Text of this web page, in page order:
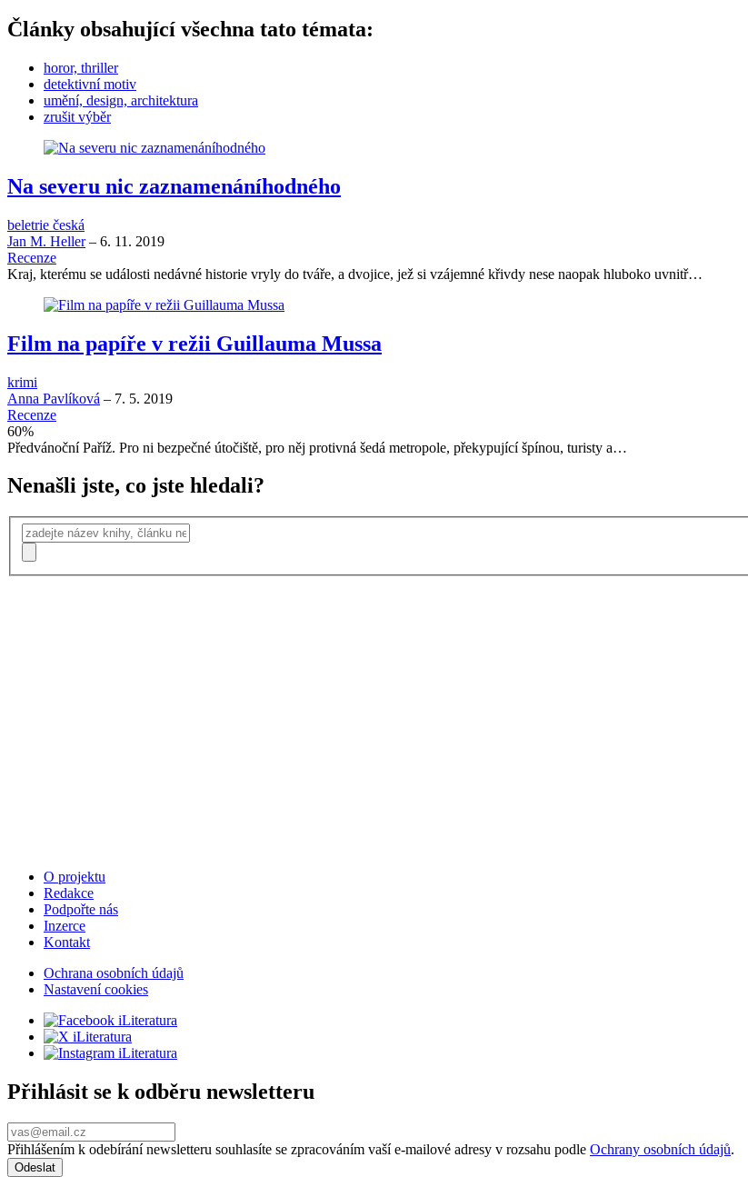
Články obsahující všechna tato témata:
horor, thriller
detektivní motiv
umění, design, architektura
zrušit výběr
Na severu nic zaznamenáníhodného
beletrie česká
Jan M. Heller – 6. 11. 2019
Recenze
Kraj, kterému se události nedávné historie vryly do tváře, a dvojice, jež si vzájemné křivdy nese naopak hluboko uvnitř…
Film na papíře v režii Guillauma Mussa
krimi
Anna Pavlíková – 7. 5. 2019
Recenze
60%
Předvánoční Paříž. Pro ni bezpečné útočiště, pro něj protivná šedá metropole, překypující špínou, turisty a…
Nenašli jste, co jste hledali?
O projektu
Redakce
Podpořte nás
Inzerce
Kontakt
Ochrana osobních údajů
Nastavení cookies
Přihlásit se k odběru newsletteru
Přihlášením k odebírání newsletteru souhlasíte se zpracováním vaší e-mailové adresy v rozsahu podle Ochrany osobních údajů.